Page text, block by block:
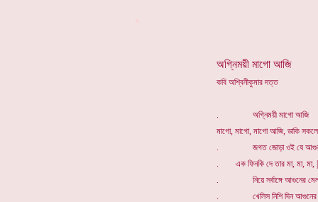
অগ্নিময়ী মাগো আজি
কবি অশ্বিনীকুমার দত্ত
. অগ্নিময়ী মাগো আজি
মাগো, মাগো, মাগো আজি, ডাকি
. জগত জোড়া ওই যে
. এক ফিনকি দে তার মা, মা, মা, |
. নিয়ে সর্বাঙ্গে আগুনের
. খেলিস নিশি দিন আগুনের